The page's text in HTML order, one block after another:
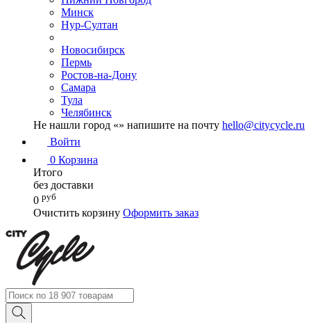
Минск
Нур-Султан
Новосибирск
Пермь
Ростов-на-Дону
Самара
Тула
Челябинск
Не нашли город «» напишите на почту hello@citycycle.ru
Войти
0 Корзина
Итого
без доставки
0 руб
Очистить корзину Оформить заказ